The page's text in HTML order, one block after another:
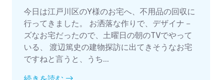
今日は江戸川区のY様のお宅へ、不用品の回収に
行ってきました。 お洒落な作りで、デザイナ－
ズなお宅だったので、土曜日の朝のTVでやって
いる、 渡辺篤史の建物探訪に出てきそうなお宅
ですねと言うと、うち...